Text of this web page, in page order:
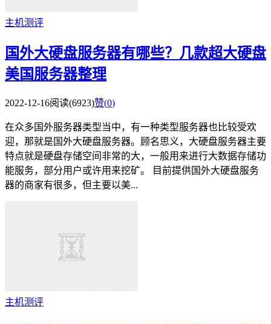
主机测评
国外大硬盘服务器有哪些？几款超大硬盘
美国服务器整理
2022-12-16阅读(6923)赞(0)
在众多国外服务器类型当中，有一种类型服务器也比较受欢
迎，那就是国外大硬盘服务器。顾名思义，大硬盘服务器主要
特点就是硬盘存储空间非常的大，一般用来进行大数据存储功
能服务，部分用户或许用来挖矿。 目前提供国外大硬盘服务
器的商家有很多，但主要以美...
主机测评